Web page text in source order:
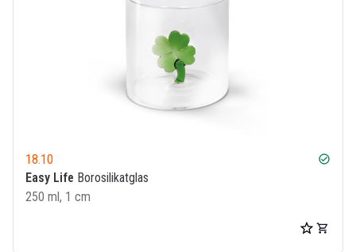
18.10 check_circle
Easy Life Borosilikatglas
250 ml, 1 cm